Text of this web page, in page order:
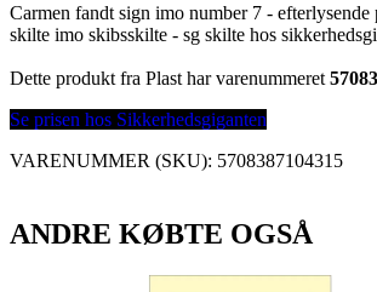
Carmen fandt sign imo number 7 -
skilte imo skibsskilte - sg skilte hos
Dette produkt fra Plast har varenummeret
Se prisen hos Sikkerhedsgiganten
VARENUMMER (SKU): 5708387104315
ANDRE KØBTE OGSÅ